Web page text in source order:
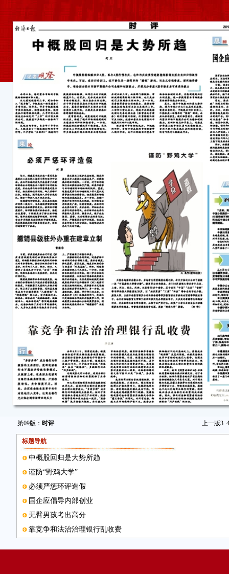
第09版： 时评 上一版3 4
标题导航
中概股回归是大势所趋
谨防“野鸡大学”
必须严惩环评造假
国企应倡导内部创业
无臂男孩考出高分
靠竞争和法治治理银行乱收费